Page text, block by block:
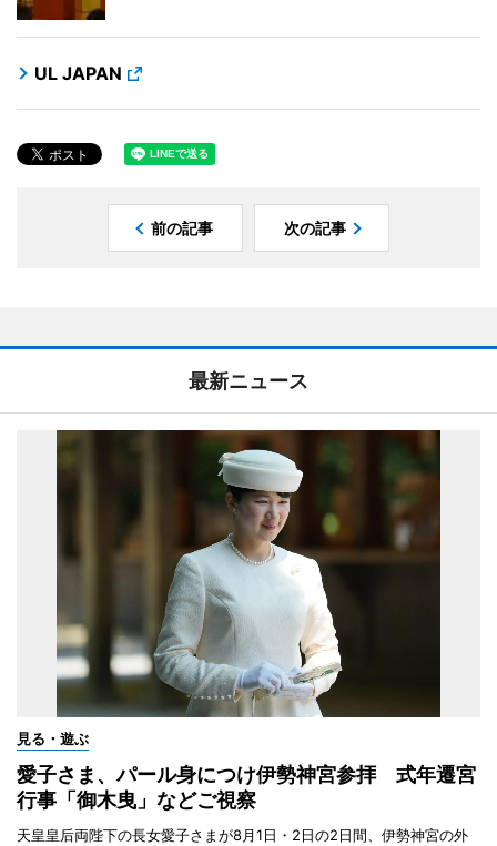
UL JAPAN
前の記事 次の記事
最新ニュース
見る・遊ぶ
愛子さま、パール身につけ伊勢神宮参拝 式年遷宮
行事「御木曳」などご視察
天皇皇后両陛下の長女愛子さまが8月1日・2日の2日間、伊勢神宮の外